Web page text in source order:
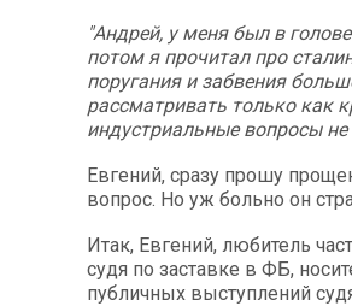
"Андрей, у меня был в
потом я прочитал про
поругания и забвения
рассматривать только как
индустриальные вопросы
Евгений, сразу прошу
вопрос. Но уж больно он
Итак, Евгений, любитель
судя по заставке в ФБ,
публичных выступлений